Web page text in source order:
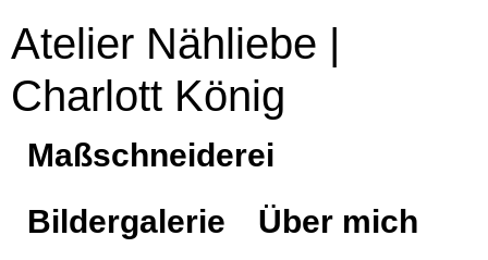
Atelier Nähliebe |
Charlott König
Maßschneiderei
Bildergalerie
Über mich